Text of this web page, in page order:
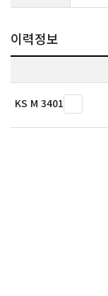
이력정보
KS M 3401